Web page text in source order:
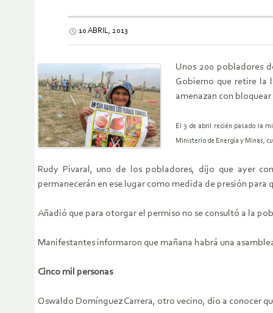
10 ABRIL, 2013
Unos 200 pobladores
Gobierno que retire la
amenazan con
El 3 de abril recién pasado la
Ministerio de Energía y Minas,
Rudy Pivaral, uno de los pobladores, dijo que ayer
permanecerán en ese lugar como medida de presión para
Añadió que para otorgar el permiso no se consultó a la
Manifestantes informaron que mañana habrá una
Cinco mil personas
Oswaldo Domínguez Carrera, otro vecino, dio a conocer